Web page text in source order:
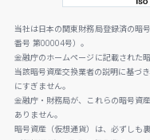
当社は日本の関東財務局登録済の暗
番号 第00004号）。
金融庁のホームページに記載された
当該暗号資産交換業者の説明に基づ
にすぎません。
金融庁・財務局が、これらの暗号資
ありません。
暗号資産（仮想通貨）は、必ずしも